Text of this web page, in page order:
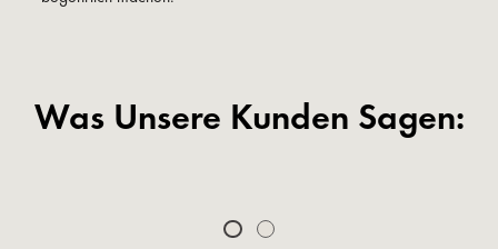
Was Unsere Kunden Sagen: